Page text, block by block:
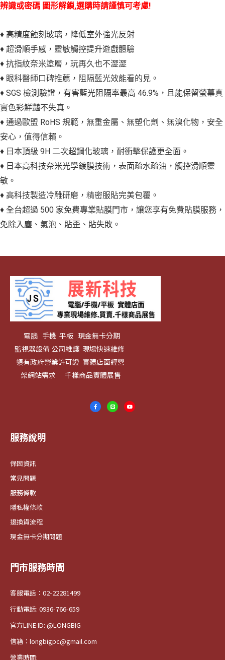
辨識或密碼 圖形解鎖,選購時請謹慎可考慮!
♦ 高精度蝕刻玻璃，降低室外強光反射
♦ 超滑順手感，靈敏觸控提升遊戲體驗
♦ 抗指紋奈米塗層，玩再久也不澀澀
♦ 眼科醫師口碑推薦，阻隔藍光效能看的見。
♦ SGS 檢測驗證，有害藍光阻隔率最高 46.9%，且能保留螢幕真
實色彩鮮豔不失真。
♦ 通過歐盟 RoHS 規範，無重金屬、無塑化劑、無溴化物，安全
安心，值得信賴。
♦ 日本頂級 9H 二次超鋼化玻璃，耐衝擊保護更全面。
♦ 日本高科技奈米光學鍍膜技術，表面疏水疏油，觸控滑順靈
敏。
♦ 高科技製造冷雕研磨，精密服貼完美包覆。
♦ 全台超過 500 家免費專業貼膜門市，讓您享有免費貼膜服務，
免除入塵、氣泡、貼歪、貼失敗。
電腦 手機 平板 現金無卡分期
監視器設備 公司維護 現場快速維修
領有政府營業許可證 實體店面經營
架網站需求 千樣商品實體展售
服務說明
保固資訊
常見問題
服務條款
隱私權條款
退換貨流程
現金無卡分期問題
門市服務時間
客服電話：02-22281499
行動電話: 0936-766-659
官方LINE ID: @LONGBIG
信箱：longbigpc@gmail.com
營業時間: